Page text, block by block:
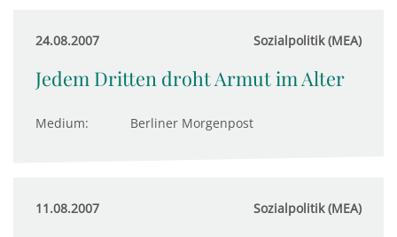
24.08.2007 Sozialpolitik (MEA)
Jedem Dritten droht Armut im Alter
Medium: Berliner Morgenpost
11.08.2007 Sozialpolitik (MEA)